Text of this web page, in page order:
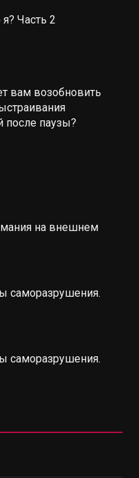
Часть 2
вам возобновить
после паузы?
на внешнем
саморазрушения.
саморазрушения.